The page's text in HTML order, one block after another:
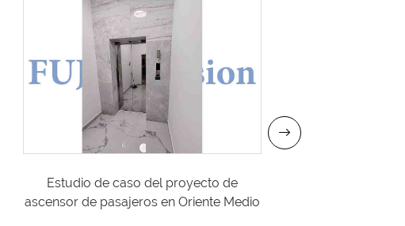
Estudio de caso del proyecto de
ascensor de pasajeros en Oriente Medio